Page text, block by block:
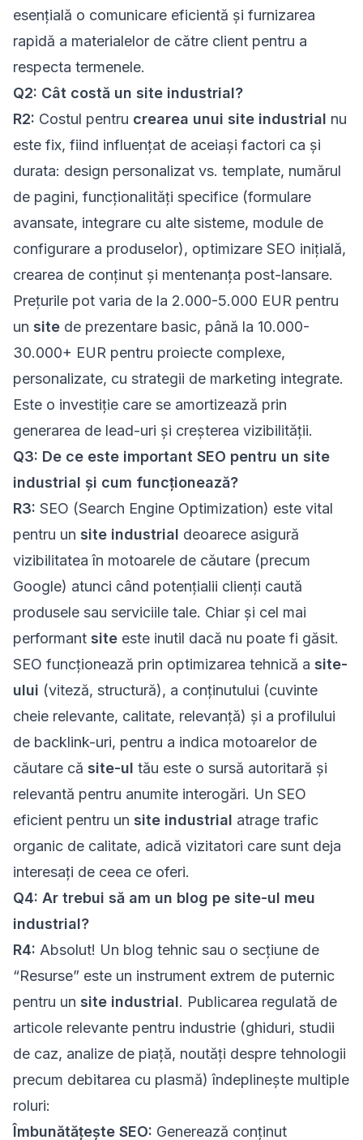
esențială o comunicare eficientă și furnizarea
rapidă a materialelor de către client pentru a
respecta termenele.
Q2: Cât costă un site industrial?
R2: Costul pentru crearea unui site industrial nu
este fix, fiind influențat de aceiași factori ca și
durata: design personalizat vs. template, numărul
de pagini, funcționalități specifice (formulare
avansate, integrare cu alte sisteme, module de
configurare a produselor), optimizare SEO inițială,
crearea de conținut și mentenanța post-lansare.
Prețurile pot varia de la 2.000-5.000 EUR pentru
un site de prezentare basic, până la 10.000-
30.000+ EUR pentru proiecte complexe,
personalizate, cu strategii de marketing integrate.
Este o investiție care se amortizează prin
generarea de lead-uri și creșterea vizibilității.
Q3: De ce este important SEO pentru un site
industrial și cum funcționează?
R3: SEO (Search Engine Optimization) este vital
pentru un site industrial deoarece asigură
vizibilitatea în motoarele de căutare (precum
Google) atunci când potențialii clienți caută
produsele sau serviciile tale. Chiar și cel mai
performant site este inutil dacă nu poate fi găsit.
SEO funcționează prin optimizarea tehnică a site-
ului (viteză, structură), a conținutului (cuvinte
cheie relevante, calitate, relevanță) și a profilului
de backlink-uri, pentru a indica motoarelor de
căutare că site-ul tău este o sursă autoritară și
relevantă pentru anumite interogări. Un SEO
eficient pentru un site industrial atrage trafic
organic de calitate, adică vizitatori care sunt deja
interesați de ceea ce oferi.
Q4: Ar trebui să am un blog pe site-ul meu
industrial?
R4: Absolut! Un blog tehnic sau o secțiune de
“Resurse” este un instrument extrem de puternic
pentru un site industrial. Publicarea regulată de
articole relevante pentru industrie (ghiduri, studii
de caz, analize de piață, noutăți despre tehnologii
precum debitarea cu plasmă) îndeplinește multiple
roluri:
Îmbunătățește SEO: Generează conținut